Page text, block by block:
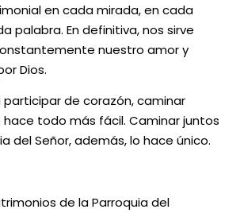
en cada mirada, en cada
palabra. En definitiva, nos sirve
nuestro amor y
Dios.
participar de corazón, caminar
todo más fácil. Caminar juntos
del Señor, además, lo hace único.
de la Parroquia del